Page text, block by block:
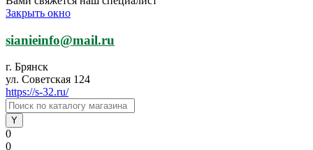
Закрыть окно
sianieinfo@mail.ru
г. Брянск
ул. Советская 124
https://s-32.ru/
0
0